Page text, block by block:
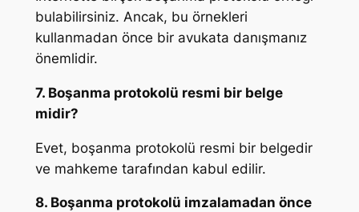
bulabilirsiniz. Ancak, bu örnekleri
kullanmadan önce bir avukata danışmanız
önemlidir.
7. Boşanma protokolü resmi bir belge
midir?
Evet, boşanma protokolü resmi bir belgedir
ve mahkeme tarafından kabul edilir.
8. Boşanma protokolü imzalamadan önce